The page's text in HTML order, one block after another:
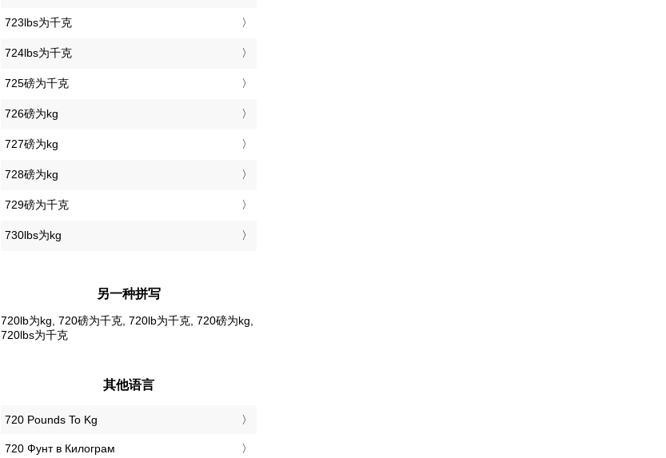
723lbs为千克
724lbs为千克
725磅为千克
726磅为kg
727磅为kg
728磅为kg
729磅为千克
730lbs为kg
另一种拼写
720lb为kg, 720磅为千克, 720lb为千克, 720磅为kg,
720lbs为千克
其他语言
‎720 Pounds To Kg
‎720 Фунт в Килограм